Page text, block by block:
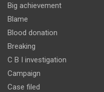
Big achievement
Blame
Blood donation
Breaking
C B I investigation
Campaign
Case filed